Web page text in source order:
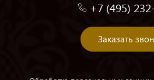
+7 (495)
Заказать